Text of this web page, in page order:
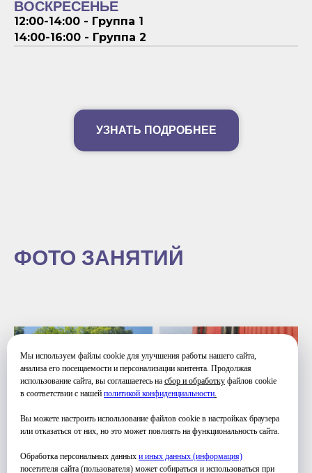
Мы используем файлы cookie для улучшения работы нашего сайта,
анализа его посещаемости и персонализации контента. Продолжая
использование сайта, вы соглашаетесь на сбор и обработку файлов cookie
в соответствии с нашей политикой конфиденциальности.
Вы можете настроить использование файлов cookie в настройках браузера
или отказаться от них, но это может повлиять на функциональность сайта.
Обработка персональных данных и иных данных (информация)
посетителя сайта (пользователя) может собираться и использоваться при
ВОСКРЕСЕНЬЕ
12:00-14:00 - Группа 1
14:00-16:00 - Группа 2
УЗНАТЬ ПОДРОБНЕЕ
ФОТО ЗАНЯТИЙ